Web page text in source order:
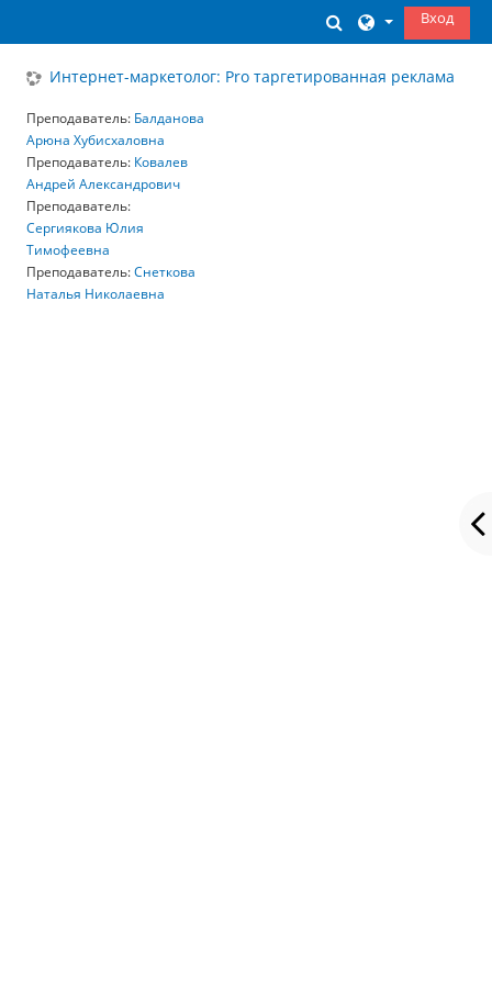
ИзменитьВход
Интернет-маркетолог: Pro таргетированная реклама
Преподаватель: Балданова
Арюна Хубисхаловна
Преподаватель: Ковалев
Андрей Александрович
Преподаватель:
Сергиякова Юлия
Тимофеевна
Преподаватель:Снеткова
Наталья Николаевна